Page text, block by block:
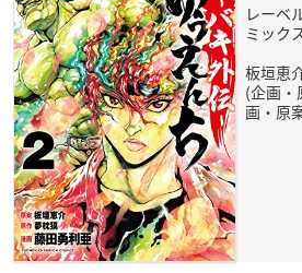
レーベ
ミック
板垣恵
(企画・
画・原